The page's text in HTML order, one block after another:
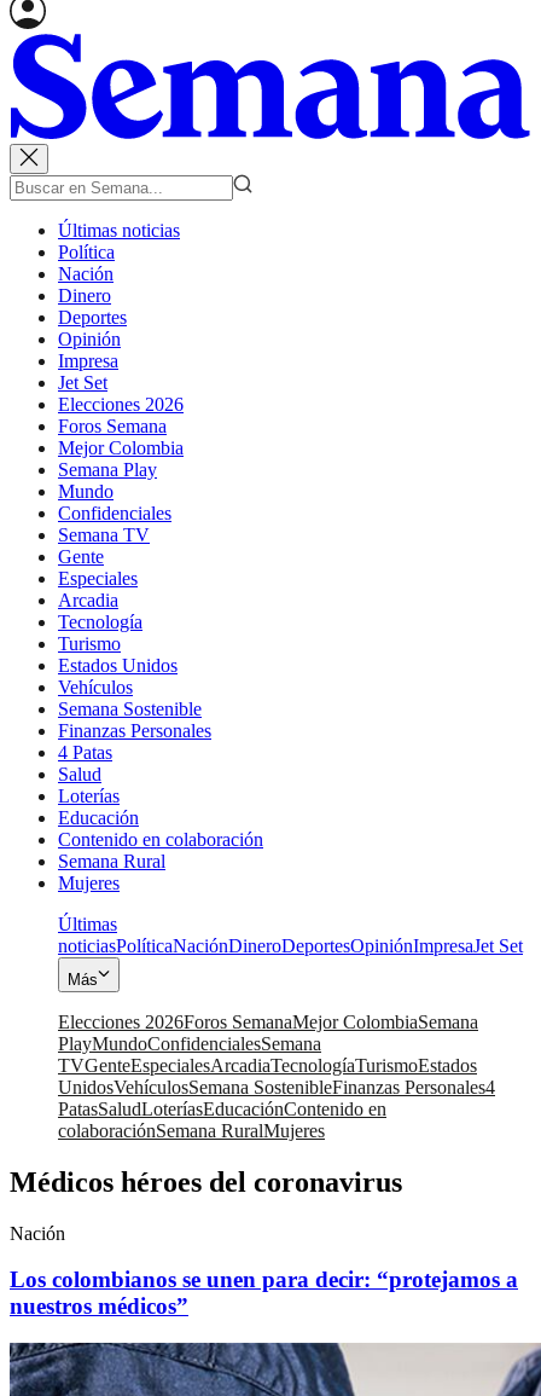
Últimas noticias
Política
Nación
Dinero
Deportes
Opinión
Impresa
Jet Set
Elecciones 2026
Foros Semana
Mejor Colombia
Semana Play
Mundo
Confidenciales
Semana TV
Gente
Especiales
Arcadia
Tecnología
Turismo
Estados Unidos
Vehículos
Semana Sostenible
Finanzas Personales
4 Patas
Salud
Loterías
Educación
Contenido en colaboración
Semana Rural
Mujeres
Últimas
noticiasPolíticaNaciónDineroDeportesOpiniónImpresaJet Set
Más
Elecciones 2026Foros SemanaMejor ColombiaSemana
PlayMundoConfidencialesSemana
TVGenteEspecialesArcadiaTecnologíaTurismoEstados
UnidosVehículosSemana SostenibleFinanzas Personales4
PatasSaludLoteríasEducaciónContenido en
colaboraciónSemana RuralMujeres
Médicos héroes del coronavirus
Nación
Los colombianos se unen para decir: “protejamos a
nuestros médicos”